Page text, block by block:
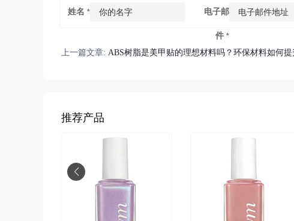
姓名 * 电子邮
件 *
上一篇文章: ABS树脂是美甲贴的理想材料吗？环保材料如何
推荐产品